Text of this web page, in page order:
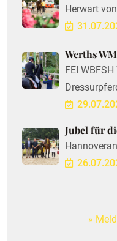
Herwart
Werths
FEI
Jubel für